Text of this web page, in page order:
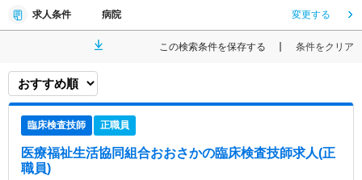
求人条件 病院 変更する
この検索条件を保存する 条件をクリア
臨床検査技師 正職員
医療福祉生活協同組合おおさかの臨床検査技師求人(正
職員)